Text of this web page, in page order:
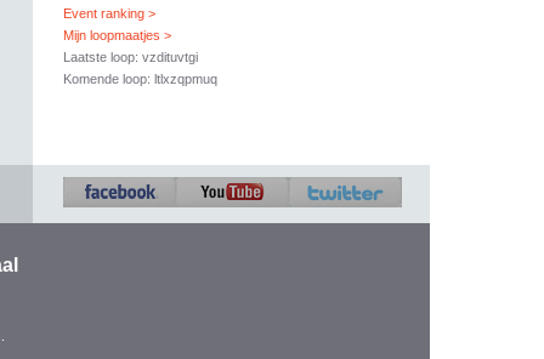
Event ranking >
Mijn loopmaatjes >
Laatste loop: vzdituvtgi
Komende loop: ltlxzqpmuq